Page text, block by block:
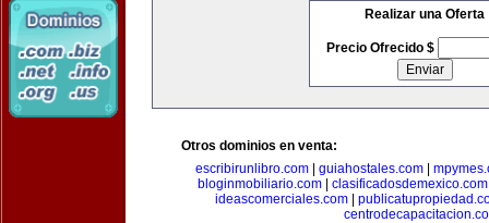
Realizar una Oferta
Precio Ofrecido $
Otros dominios en venta:
escribirunlibro.com| guiahostales.com|
bloginmobiliario.com| clasificadosdemexico.com
ideascomerciales.com|